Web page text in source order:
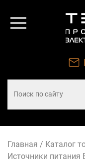
Главная / Каталог
Источники питания